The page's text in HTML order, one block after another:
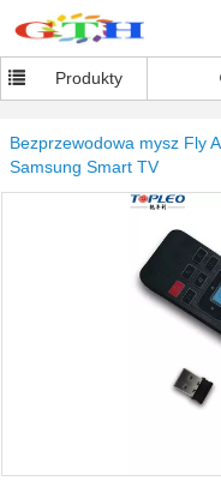
Produkty
Bezprzewodowa mysz Fly
Samsung Smart TV